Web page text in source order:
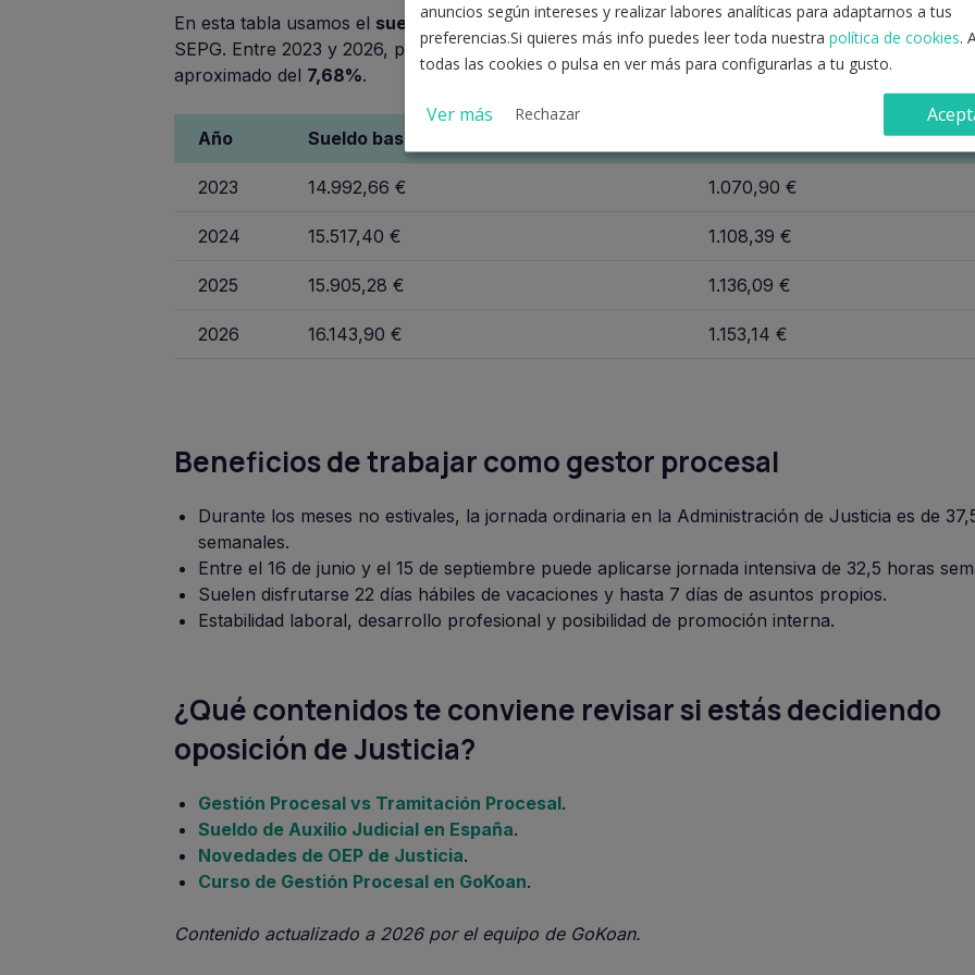
En esta tabla usamos el sueldo base A2 anual en 14 pagas (12 ordinarias + 2 extras), con datos
SEPG. Entre 2023 y 2026, pasa de 14.992,66 € a 16.143,90 € anuales, con un incremento
aproximado del 7,68%.
Año Sueldo base A2 anual (14 pagas) Equivalente mensual (14
2023 14.992,66 € 1.070,90 €
2024 15.517,40 € 1.108,39 €
2025 15.905,28 € 1.136,09 €
2026 16.143,90 € 1.153,14 €
Beneficios de trabajar como gestor procesal
Durante los meses no estivales, la jornada ordinaria en la Administración de Justicia es de
semanales.
Entre el 16 de junio y el 15 de septiembre puede aplicarse jornada intensiva de 32,5 horas
Suelen disfrutarse 22 días hábiles de vacaciones y hasta 7 días de asuntos propios.
Estabilidad laboral, desarrollo profesional y posibilidad de promoción interna.
¿Qué contenidos te conviene revisar si estás decidiendo
oposición de Justicia?
Gestión Procesal vs Tramitación Procesal.
Sueldo de Auxilio Judicial en España.
Novedades de OEP de Justicia.
Curso de Gestión Procesal en GoKoan.
Contenido actualizado a 2026 por el equipo de GoKoan.
anuncios según intereses y realizar labores analíticas para adaptarnos a tus
preferencias.Si quieres más info puedes leer toda nuestra política de cookies.
todas las cookies o pulsa en ver más para configurarlas a tu gusto.
Ver más Rechazar